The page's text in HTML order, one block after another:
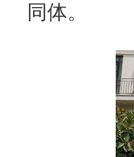
同体。